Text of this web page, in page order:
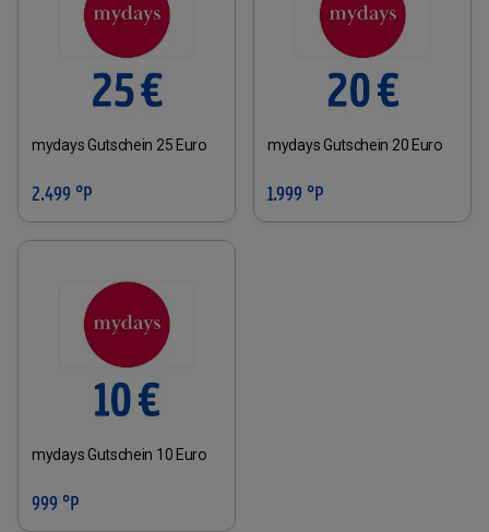
mydays Gutschein 25 Euro
2.499 °P
mydays Gutschein 20 Euro
1.999 °P
mydays Gutschein 10 Euro
999 °P